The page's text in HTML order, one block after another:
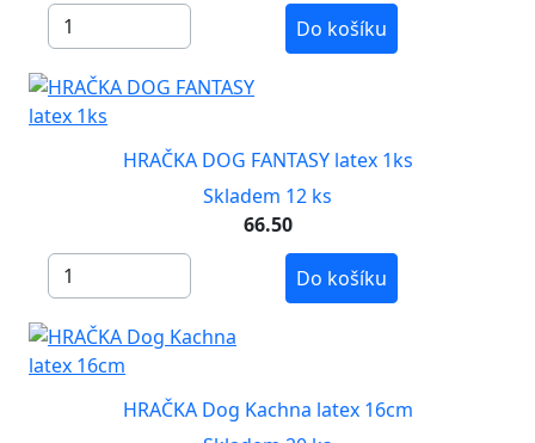
Do košíku
HRAČKA DOG FANTASY latex 1ks
Skladem 12 ks
66.50
Do košíku
HRAČKA Dog Kachna latex 16cm